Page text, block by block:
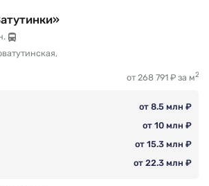
,
от 268 791 ₽ за м2
от 8.5 млн ₽
от 10 млн ₽
от 15.3 млн ₽
от 22.3 млн ₽